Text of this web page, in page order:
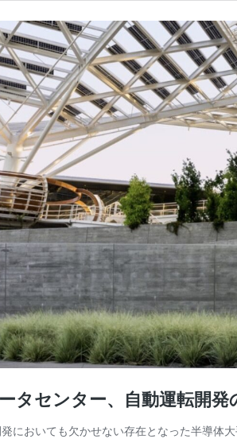
タセンター、自動運転開
においても欠かせない存在となった半導体